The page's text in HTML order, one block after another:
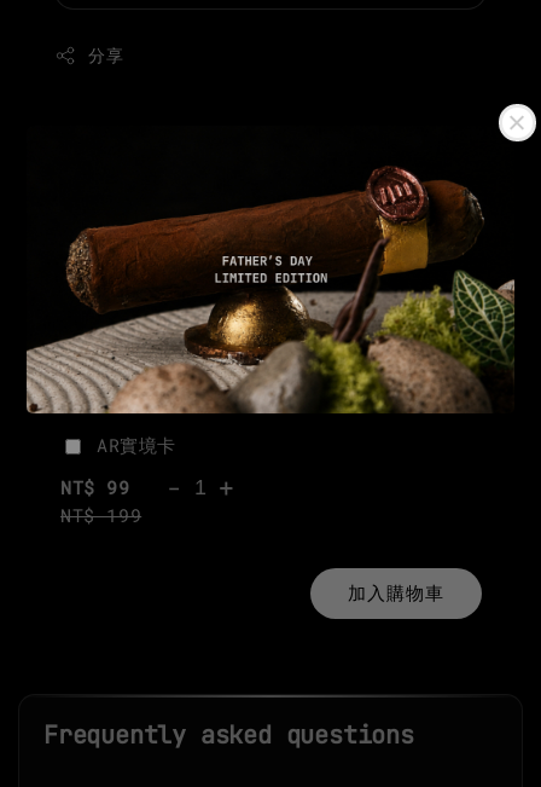
分享
AR實境卡
NT$ 99
NT$ 199
- +
加入購物車
Frequently asked questions